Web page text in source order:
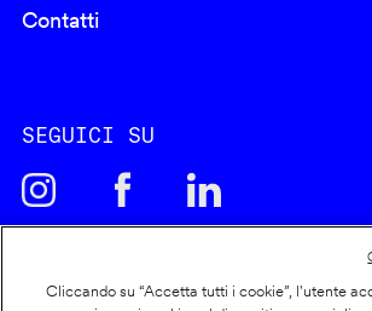
Contatti
SEGUICI SU
Cliccando su “Accetta tutti i cookie”, l'utente